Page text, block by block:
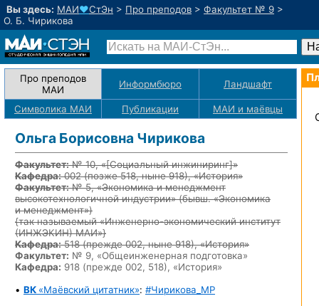
Вы здесь: МАИ♥СтЭн > Про преподов > Факультет № 9 >
О. Б. Чирикова
Про преподов
МАИ
Информбюро Ландшафт
Символика МАИ Публикации МАИ и маёвцы
Ольга Борисовна Чирикова
Факультет:№ 10, «[Социальный инжиниринг]»
Кафедра:002(позже 518, ныне 918), «История»
Факультет:№ 5, «Экономика и менеджмент
высокотехнологичной индустрии» (бывш. «Экономика
и менеджмент»)
{так называемый «Инженерно-экономический институт
(ИНЖЭКИН) МАИ»}
Кафедра:518(прежде 002, ныне 918), «История»
Факультет: № 9, «Общеинженерная подготовка»
Кафедра: 918 (прежде 002, 518), «История»
• ВК «Маёвский цитатник»: #Чирикова_MP